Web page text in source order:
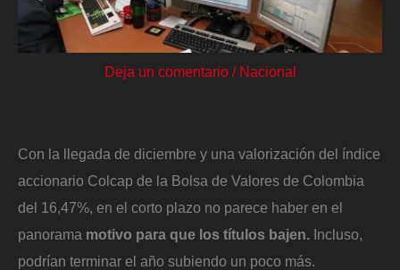
Deja un comentario / Nacional
Con la llegada de diciembre y una valorización del índice
accionario Colcap de la Bolsa de Valores de Colombia
del 16,47%, en el corto plazo no parece haber en el
panorama motivo para que los títulos bajen. Incluso,
podrían terminar el año subiendo un poco más.